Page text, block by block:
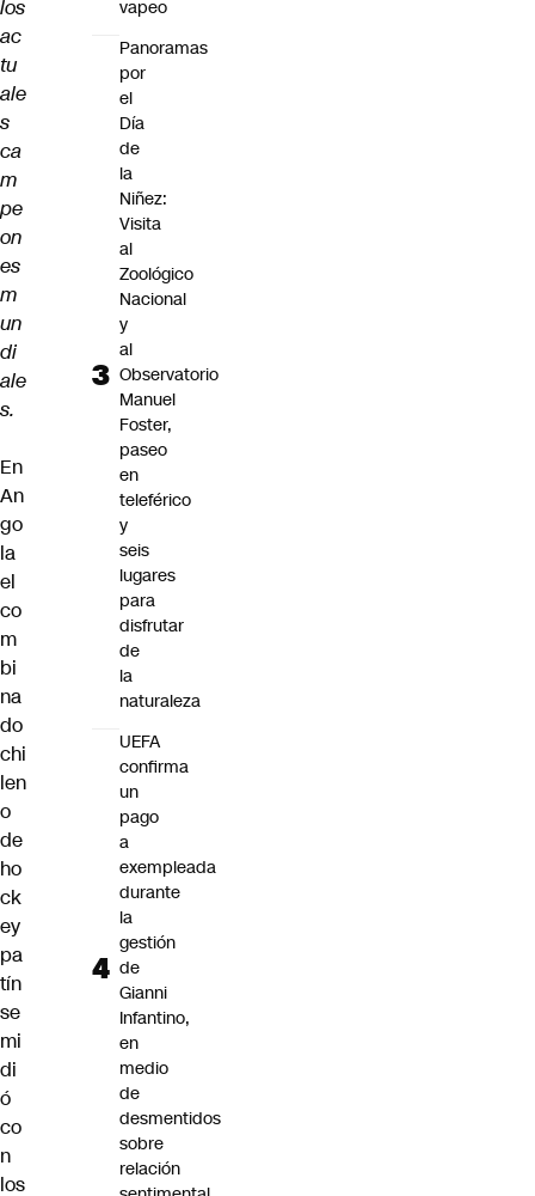
los
ac
tu
ale
s
ca
m
pe
on
es
m
un
di
ale
s.
En
An
go
la
el
co
m
bi
na
do
chi
len
o
de
ho
ck
ey
pa
tín
se
mi
di
ó
co
n
los
vapeo
Panoramas
por
el
Día
de
la
Niñez:
Visita
al
Zoológico
Nacional
y
al
Observatorio
Manuel
Foster,
paseo
en
teleférico
y
seis
lugares
para
disfrutar
de
la
naturaleza
UEFA
confirma
un
pago
a
exempleada
durante
la
gestión
de
Gianni
Infantino,
en
medio
de
desmentidos
sobre
relación